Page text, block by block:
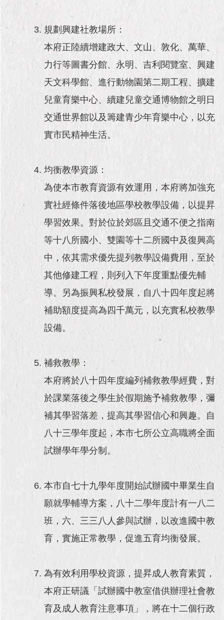
規劃興建社教場所：
本府正陸續增建政大、文山、敦化、萬華、
力行等圖書分館、永明、吉利閱覽室、興建
天文科學館、進行動物園第二期工程、擴建
兒童育樂中心、續建兒童交通博物館之明日
交通世界館以及籌建青少年育樂中心，以充
實市民精神生活。
均衡教學資源：
為使本市教育資源有效運用，本府將加強充
實社經條件落後地區學校教學設備，以提昇
學習效果。對於位於郊區且交通不便之指南
等十八所國小、雙園等十二所國中及復興高
中，依其需求優先提列教學設備費用，至於
其他修建工程，則列入下年度重點優先輔
導。另為振興私校發展，自八十四年度起將
補助額度提高為四千萬元，以充實私校教學
設備。
補救教學：
本府將於八十四年度編列補救教學經費，對
於課業落後之學生於假期施予補救教學，彌
補其學習落差，提高其學習信心和興趣。自
八十三學年度起，本市七所公立高職將全面
試辦學年學分制。
本市自七十九學年度開始試辦國中畢業生自
願就學輔導方案，八十二學年度計有一八二
班，六、三三八人參與試辦，以改進國中教
育，實施正常教學，促進五育均衡發展。
為有效利用學校資源，提昇成人教育素質，
本府正研議「試辦國中教室借供辦理社會教
育及成人教育注意事項」，將在十二個行政